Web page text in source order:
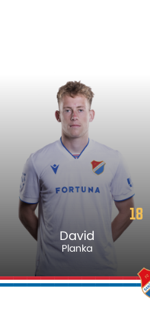
18
David
Planka